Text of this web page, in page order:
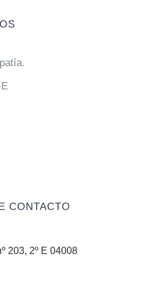
CONTACTO
203, 2º E 04008